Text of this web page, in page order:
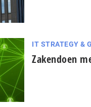
IT STRATEGY &
Zakendoen